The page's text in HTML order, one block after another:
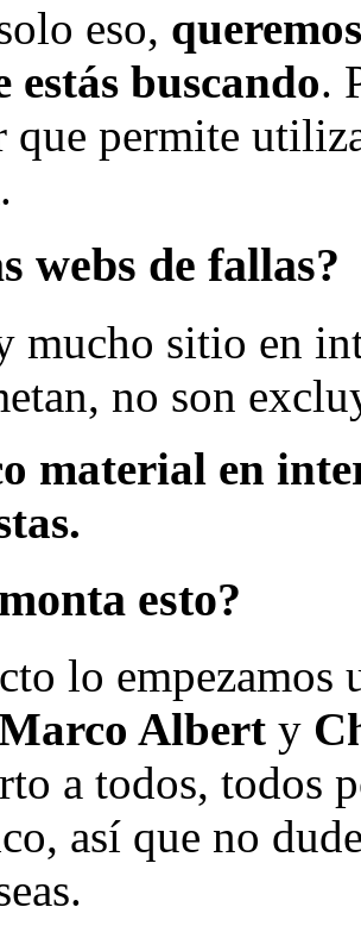
eso,
estás buscando.
que permite
webs de fallas?
mucho sitio en
no son
material en
esto?
lo empezamos
Albert y
a todos, todos
así que no